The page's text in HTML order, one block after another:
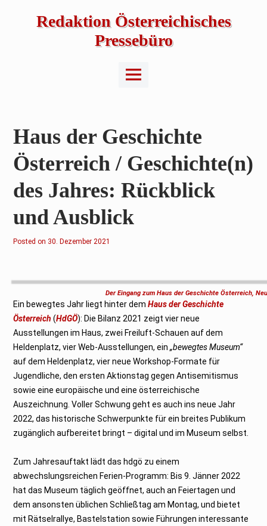
Redaktion Österreichisches
Pressebüro
Main
Menu
Haus der Geschichte
Österreich / Geschichte(n)
des Jahres: Rückblick
und Ausblick
Posted on 3
z
b
e
r
0
2
1
30. Dezember 2021
Der Eingang zum Haus der Geschichte Österreich,
Ein bewegtes Jahr liegt hinter demHaus der Geschichte
Österreich (HdGÖ): Die Bilanz 2021 zeigt vier neue
Ausstellungen im Haus, zwei Freiluft-Schauen auf dem
Heldenplatz, vier Web-Ausstellungen, ein„bewegtes Museum“
auf dem Heldenplatz, vier neue Workshop-Formate für
Jugendliche, den ersten Aktionstag gegen Antisemitismus
sowie eine europäische und eine österreichische
Auszeichnung. Voller Schwung geht es auch ins neue Jahr
2022, das historische Schwerpunkte für ein breites Publikum
zugänglich aufbereitet bringt – digital und im Museum selbst.
Zum Jahresauftakt lädt das hdgö zu einem
abwechslungsreichen Ferien-Programm: Bis 9. Jänner 2022
hat das Museum täglich geöffnet, auch an Feiertagen und
dem ansonsten üblichen Schließtag am Montag, und bietet
mit Rätselrallye, Bastelstation sowie Führungen interessante